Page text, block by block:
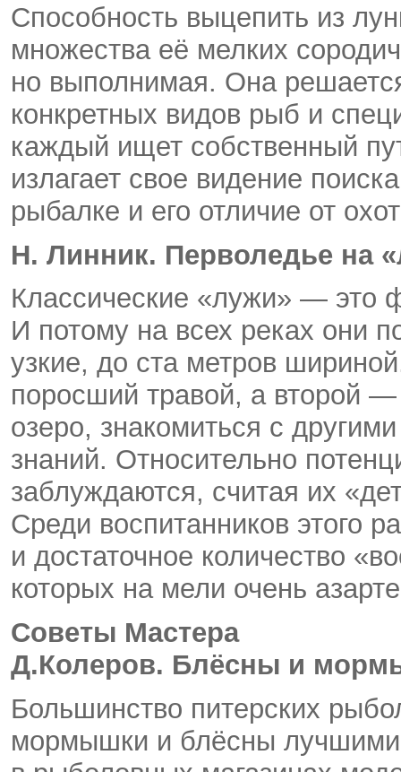
Способность выцепить из
множества её мелких
но выполнимая. Она
конкретных видов рыб и
каждый ищет собственный
излагает свое видение
рыбалке и его отличие от
Н. Линник. Перволедье на
Классические «лужи» — это
И потому на всех реках они
узкие, до ста метров
поросший травой, а второй
озеро, знакомиться с
знаний. Относительно
заблуждаются, считая их
Среди воспитанников этого
и достаточное количество
которых на мели очень
Советы Мастера
Д.Колеров. Блёсны и
Большинство питерских
мормышки и блёсны